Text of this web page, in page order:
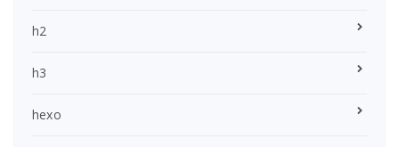
h2
h3
hexo